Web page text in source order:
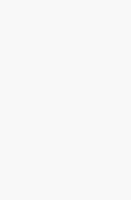
oder benutze